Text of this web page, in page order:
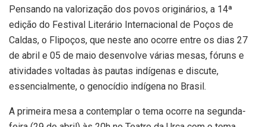
Pensando na valorização dos povos originários, a 14ª
edição do Festival Literário Internacional de Poços de
Caldas, o Flipoços, que neste ano ocorre entre os dias 27
de abril e 05 de maio desenvolve várias mesas, fóruns e
atividades voltadas às pautas indígenas e discute,
essencialmente, o genocídio indígena no Brasil.
A primeira mesa a contemplar o tema ocorre na segunda-